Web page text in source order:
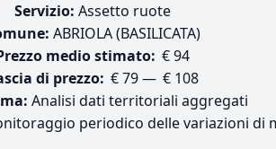
Servizio: Assetto ruote
ABRIOLA (BASILICATA)
medio stimato: € 94
di prezzo: € 79 — € 108
Analisi dati territoriali aggregati
periodico delle variazioni di